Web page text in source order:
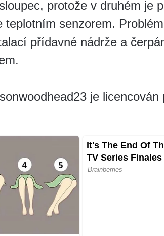
protože v druhém je
teplotním senzorem.
přídavné nádrže a
je